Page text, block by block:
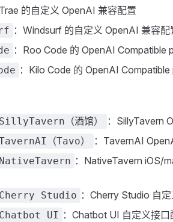
的自定义 OpenAI 兼容配置
：Windsurf 的自定义 OpenAI 兼容配
：Roo Code 的 OpenAI Compatible
：Kilo Code 的 OpenAI
（酒馆）
：SillyTavern
（Tavo）
：TavernAI
：NativeTavern iOS/
Studio ：Cherry Studio 自
UI ：Chatbot UI 自定义接口